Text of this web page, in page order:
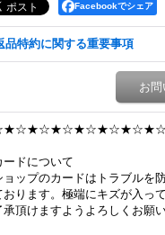
Facebookでシェア
品特約に関する重要事項
お
ードについて
ョップのカードはトラブルを
おります。極端にキズが入っ
承頂けますようよろしくお願い